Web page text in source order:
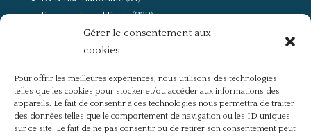
Gérer le consentement aux
cookies
Pour offrir les meilleures expériences, nous utilisons des technologies
telles que les cookies pour stocker et/ou accéder aux informations des
appareils. Le fait de consentir à ces technologies nous permettra de traiter
des données telles que le comportement de navigation ou les ID uniques
sur ce site. Le fait de ne pas consentir ou de retirer son consentement peut
Economie politique(238)
(168)
La guerre, la Résistance et la Déportation
Non classé(42)
Partis politiques, intelligentsia, médias(750)
Présentation(4)